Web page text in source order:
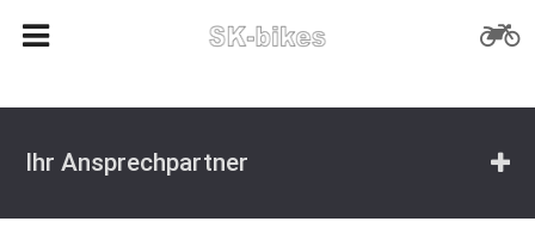
Ihr Ansprechpartner